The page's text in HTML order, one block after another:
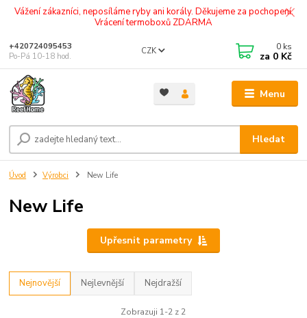
Vážení zákazníci, neposíláme ryby ani korály. Děkujeme za pochopení.
Vrácení termoboxů ZDARMA
Menu
CZK
Hledat
+420724095453
Po-Pá 10-18 hod.
0 ks
za 0 Kč
Úvod Výrobci New Life
New Life
Upřesnit parametry
Nejnovější Nejlevnější Nejdražší
Zobrazuji 1-2 z 2